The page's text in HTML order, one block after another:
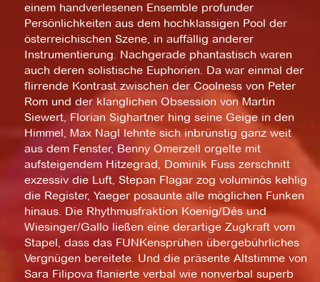
einem handverlesenen Ensemble profunder
Persönlichkeiten aus dem hochklassigen Pool der
österreichischen Szene, in auffällig anderer
Instrumentierung. Nachgerade phantastisch waren
auch deren solistische Euphorien. Da war einmal der
flirrende Kontrast zwischen der Coolness von Peter
Rom und der klanglichen Obsession von Martin
Siewert, Florian Sighartner hing seine Geige in den
Himmel, Max Nagl lehnte sich inbrünstig ganz weit
aus dem Fenster, Benny Omerzell orgelte mit
aufsteigendem Hitzegrad, Dominik Fuss zerschnitt
exzessiv die Luft, Stepan Flagar zog voluminös kehlig
die Register, Yaeger posaunte alle möglichen Funken
hinaus. Die Rhythmusfraktion Koenig/Dés und
Wiesinger/Gallo ließen eine derartige Zugkraft vom
Stapel, dass das FUNKensprühen übergebührliches
Vergnügen bereitete. Und die präsente Altstimme von
Sara Filipova flanierte verbal wie nonverbal superb